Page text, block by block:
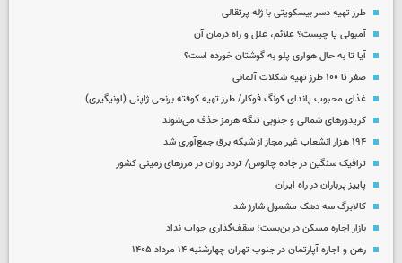
طرز تهیه دسر بیسکویتی با ژله پرتقالی
آمبولی پا چیست؟ علائم، علل و راه درمان آن
آیا تا به حال هواری پلو به گوشتان خورده است؟
صفر تا ۱۰۰ طرز تهیه شکلات آلمانی
غذای محبوب پاندای کونگ فوکار/ طرز تهیه کوفته برنجی ژاپنی (اونیگیری)
کریدورهای شمالی و جنوبی تنگه هرمز حذف می‌شوند
۱۹۴ هزار انشعاب غیر مجاز از شبکه برق جمع‌آوری شد
ترافیک سنگین در جاده چالوس/ تردد روان در مرزهای زمینی کشور
پاییز پرباران در راه ایران
کالابرگ سه دهک مشمول شارز شد
بازار اجاره مسکن در بن‌بست؛ سقف‌گذاری جواب نداد
رهن و اجاره آپارتمان در جنوب تهران چهارشنبه ۱۴ مرداد ۱۴۰۵